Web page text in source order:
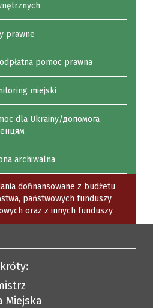
prawne
pomoc prawna
miejski
dla Ukrainy/допомога
archiwalna
dofinansowane z budżetu
państwowych funduszy
oraz z innych funduszy
Miejska